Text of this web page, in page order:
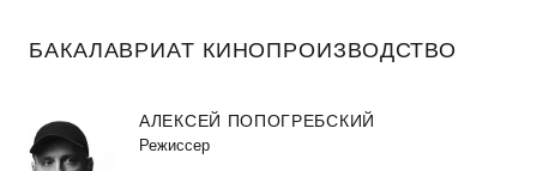
БАКАЛАВРИАТ КИНОПРОИЗВОДСТВО
АЛЕКСЕЙ ПОПОГРЕБСКИЙ
Режиссер